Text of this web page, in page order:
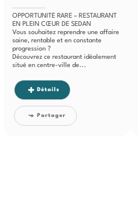
OPPORTUNITÉ RARE – RESTAURANT
EN PLEIN CŒUR DE SEDAN
Vous souhaitez reprendre une affaire
saine, rentable et en constante
progression ?
Découvrez ce restaurant idéalement
situé en centre-ville de...
Détails
Partager